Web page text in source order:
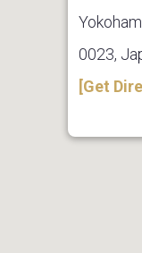
0023,
[Get